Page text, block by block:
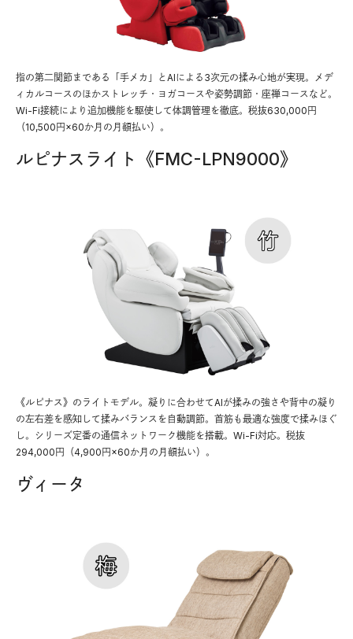
指の第二関節まである「手メカ」とAIによる3次元の揉み心地が実現。メデ
ィカルコースのほかストレッチ・ヨガコースや姿勢調節・座禅コースなど。
Wi-Fi接続により追加機能を駆使して体調管理を徹底。税抜630,000円
（10,500円×60か月の月額払い）。
ルピナスライト《FMC-LPN9000》
《ルピナス》のライトモデル。凝りに合わせてAIが揉みの強さや背中の凝り
の左右差を感知して揉みバランスを自動調節。首筋も最適な強度で揉みほぐ
し。シリーズ定番の通信ネットワーク機能を搭載。Wi-Fi対応。税抜
294,000円（4,900円×60か月の月額払い）。
ヴィータ